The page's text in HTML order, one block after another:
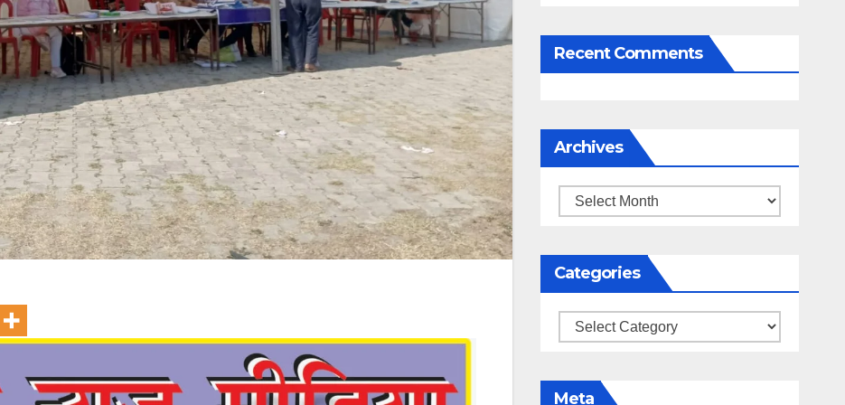
Recent Comments
Archives
Archives
Categories
Categories
Meta